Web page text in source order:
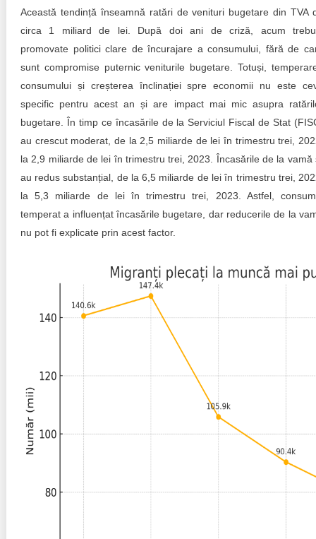
Această tendință înseamnă ratări de venituri bugetare din TVA
circa 1 miliard de lei. După doi ani de criză, acum
promovate politici clare de încurajare a consumului, fără de
sunt compromise puternic veniturile bugetare. Totuși,
consumului și creșterea înclinației spre economii nu este
specific pentru acest an și are impact mai mic asupra
bugetare. În timp ce încasările de la Serviciul Fiscal de Stat
au crescut moderat, de la 2,5 miliarde de lei în trimestru trei,
la 2,9 miliarde de lei în trimestru trei, 2023. Încasările de la vamă
au redus substanțial, de la 6,5 miliarde de lei în trimestru trei,
la 5,3 miliarde de lei în trimestru trei, 2023. Astfel,
temperat a influențat încasările bugetare, dar reducerile de la
nu pot fi explicate prin acest factor.